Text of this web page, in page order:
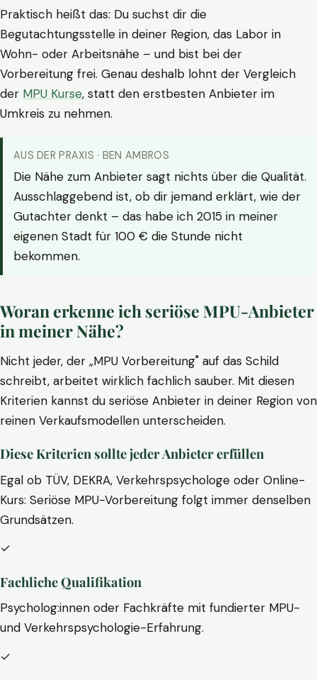
Praktisch heißt das: Du suchst dir die
Begutachtungsstelle in deiner Region, das Labor in
Wohn- oder Arbeitsnähe – und bist bei der
Vorbereitung frei. Genau deshalb lohnt der Vergleich
der MPU Kurse, statt den erstbesten Anbieter im
Umkreis zu nehmen.
AUS DER PRAXIS · BEN AMBROS
Die Nähe zum Anbieter sagt nichts über die Qualität.
Ausschlaggebend ist, ob dir jemand erklärt, wie der
Gutachter denkt – das habe ich 2015 in meiner
eigenen Stadt für 100 € die Stunde nicht
bekommen.
Woran erkenne ich seriöse MPU-Anbieter
in meiner Nähe?
Nicht jeder, der „MPU Vorbereitung" auf das Schild
schreibt, arbeitet wirklich fachlich sauber. Mit diesen
Kriterien kannst du seriöse Anbieter in deiner Region von
reinen Verkaufsmodellen unterscheiden.
Diese Kriterien sollte jeder Anbieter erfüllen
Egal ob TÜV, DEKRA, Verkehrspsychologe oder Online-
Kurs: Seriöse MPU-Vorbereitung folgt immer denselben
Grundsätzen.
✓
Fachliche Qualifikation
Psycholog:innen oder Fachkräfte mit fundierter MPU-
und Verkehrspsychologie-Erfahrung.
✓